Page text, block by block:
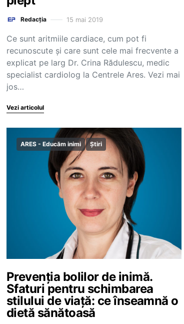
Redacția 15 mai 2019
Ce sunt aritmiile cardiace, cum pot fi
recunoscute și care sunt cele mai frecvente a
explicat pe larg Dr. Crina Rădulescu, medic
specialist cardiolog la Centrele Ares. Vezi mai
jos…
Vezi articolul
ARES - Educăm inimi Știri
Prevenția bolilor de inimă.
Sfaturi pentru schimbarea
stilului de viață: ce înseamnă o
dietă sănătoasă